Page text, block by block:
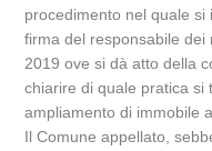
procedimento nel quale
firma del responsabile dei
2019 ove si dà atto della
chiarire di quale pratica si
ampliamento di immobile
Il Comune appellato,